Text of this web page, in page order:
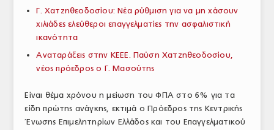
ΠΡΩΤΕΣ ΥΛΕΣ
ΥΠΗΡΕΣΙΕΣ
ΕΜΠΟΡΙΚΟΙ ΑΝΤΙΠΡΟΣΩΠΟΙ
Γ. Χατζηθεοδοσίου: Νέα ρύθμιση για να μη χάσουν
χιλιάδες ελεύθεροι επαγγελματίες την ασφαλιστική
ικανότητα
Αναταράξεις στην ΚΕΕΕ. Παύση Χατζηθεοδοσίου,
νέος πρόεδρος ο Γ. Μασούτης
Είναι θέμα χρόνου η μείωση του ΦΠΑ στο 6% για τα
είδη πρώτης ανάγκης, εκτιμά ο Πρόεδρος της Κεντρικής
Ένωσης Επιμελητηρίων Ελλάδος και του Επαγγελματικού